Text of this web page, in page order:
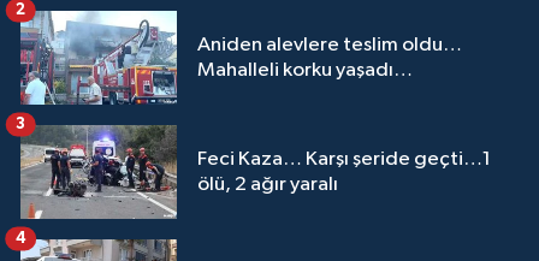
Aniden alevlere teslim oldu…
Mahalleli korku yaşadı…
2
Feci Kaza… Karşı şeride geçti…1
ölü, 2 ağır yaralı
3
4